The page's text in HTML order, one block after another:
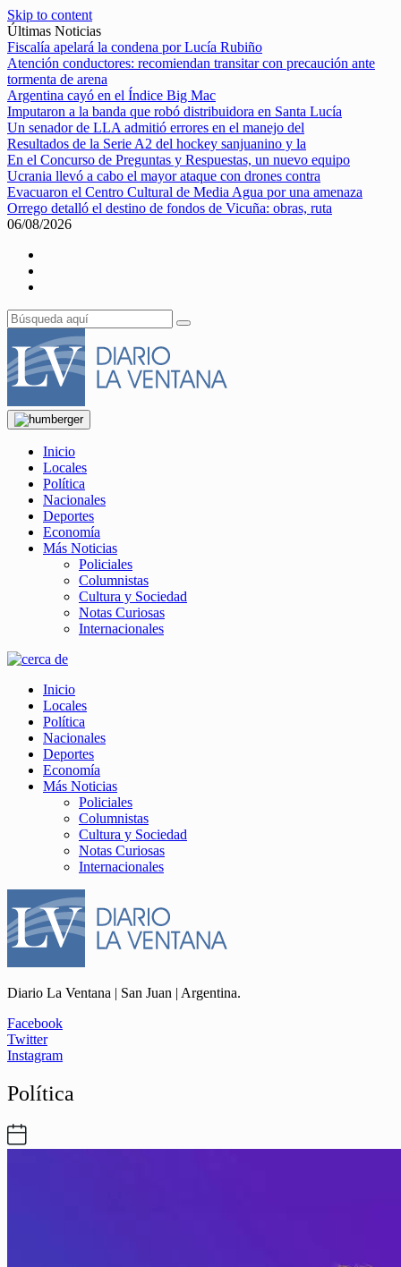
Skip to content
Últimas Noticias
Fiscalía apelará la condena por Lucía Rubiño
Atención conductores: recomiendan transitar con precaución ante
tormenta de arena
Argentina cayó en el Índice Big Mac
Imputaron a la banda que robó distribuidora en Santa Lucía
Un senador de LLA admitió errores en el manejo del
Resultados de la Serie A2 del hockey sanjuanino y la
En el Concurso de Preguntas y Respuestas, un nuevo equipo
Ucrania llevó a cabo el mayor ataque con drones contra
Evacuaron el Centro Cultural de Media Agua por una amenaza
Orrego detalló el destino de fondos de Vicuña: obras, ruta
06/08/2026
Inicio
Locales
Política
Nacionales
Deportes
Economía
Más Noticias
Policiales
Columnistas
Cultura y Sociedad
Notas Curiosas
Internacionales
Inicio
Locales
Política
Nacionales
Deportes
Economía
Más Noticias
Policiales
Columnistas
Cultura y Sociedad
Notas Curiosas
Internacionales
Diario La Ventana | San Juan | Argentina.
Facebook
Twitter
Instagram
Política